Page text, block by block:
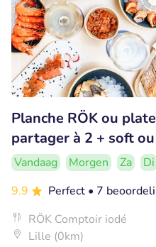
Planche RÖK ou
partager à 2 + soft
Vandaag Morgen Za Di
9.9
Perfect • 7
RÖK Comptoir iodé
Lille (0km)